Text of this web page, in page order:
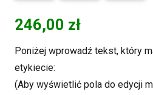
246,00 zł
Poniżej wprowadź tekst, który
etykiecie:
(Aby wyświetlić pola do edycji